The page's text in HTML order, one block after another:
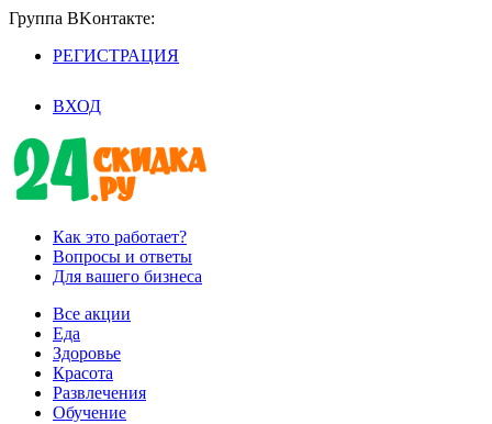
Группа BKoнтaктe:
РЕГИСТРАЦИЯ
ВХОД
Как это работает?
Вопросы и ответы
Для вашего бизнеса
Все акции
Еда
Здоровье
Красота
Развлечения
Обучение